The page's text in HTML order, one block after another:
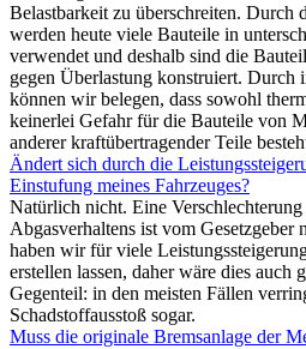
Belastbarkeit zu überschreiten. Durch
werden heute viele Bauteile in
verwendet und deshalb sind die
gegen Überlastung konstruiert. Durch
können wir belegen, dass sowohl
keinerlei Gefahr für die Bauteile von
anderer kraftübertragender Teile
Ändert sich durch die
Einstufung meines Fahrzeuges?
Natürlich nicht. Eine Verschlechterung
Abgasverhaltens ist vom Gesetzgeber
haben wir für viele
erstellen lassen, daher wäre dies auch
Gegenteil: in den meisten Fällen
Schadstoffausstoß sogar.
Muss die originale Bremsanlage der